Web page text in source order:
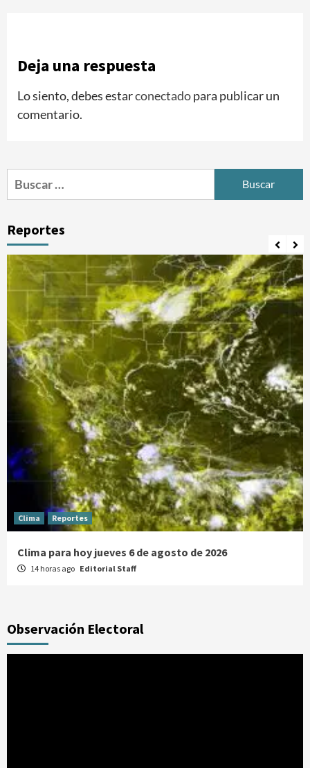
Deja una respuesta
Lo siento, debes estarconectadopara publicar un
comentario.
Buscar:
Reportes
Clima Reportes
Clima para hoy jueves 6 de agosto de 2026
14 horas ago Editorial Staff
Observación Electoral